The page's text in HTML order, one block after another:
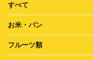
すべて
お米・パン
フルーツ類